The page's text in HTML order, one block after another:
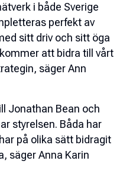
i både Sverige
perfekt av
sitt driv och sitt öga
att bidra till vårt
säger Ann
Jonathan Bean och
styrelsen. Båda har
på olika sätt bidragit
säger Anna Karin